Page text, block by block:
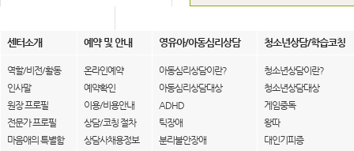
센터소개 예약 및 안내 영유아/아동심리상담 청소년상담/학습코칭
역할/비전/활동
인사말
원장 프로필
전문가 프로필
마음애의 특별함
온라인예약
예약확인
이용/비용안내
상담/코칭 절차
상담사채용정보
아동심리상담이란?
아동심리상담대상
ADHD
틱장애
분리불안장애
청소년상담이란?
청소년상담대상
게임중독
왕따
대인기피증